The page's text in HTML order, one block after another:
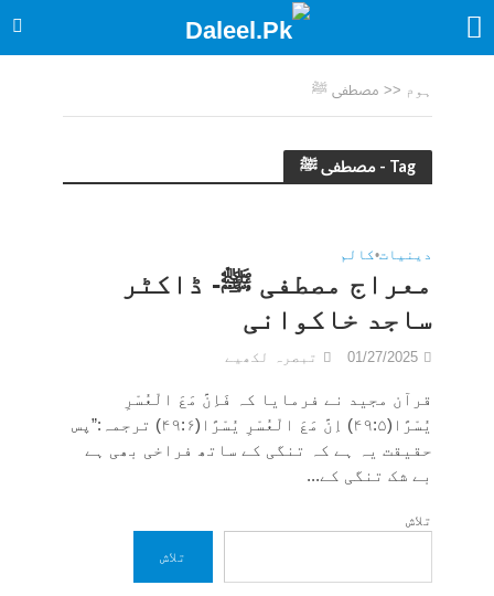
ہوم << مصطفی ﷺ
Tag - مصطفی ﷺ
دینیات•کالم
معراج مصطفی ﷺ- ڈاکٹر
ساجد خاکوانی
01/27/2025 تبصرہ لکھیے
قرآن مجید نے فرمایا کہ فَاِنَّ مَعَ الْعُسْرِ
یُسْرًا(۴۹:۵) اِنَّ مَعَ الْعُسْرِ یُسْرًا(۴۹:۶) ترجمہ:”پس
حقیقت یہ ہے کہ تنگی کے ساتھ فراخی بھی ہے
بے شک تنگی کے...
تلاش
تلاش